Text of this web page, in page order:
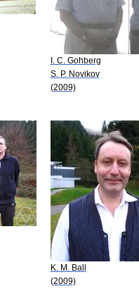
I. C. Gohberg
S. P. Novikov
(2009)
K. M. Ball
(2009)